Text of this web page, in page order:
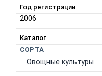
Год регистрации
2006
Каталог
СОРТА
Овощные культуры